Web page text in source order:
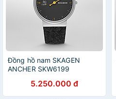
Đồng hồ nam SKAGEN
ANCHER SKW6199
5.250.000 đ